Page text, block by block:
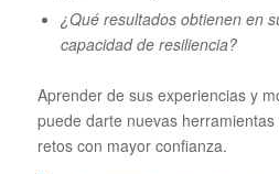
¿Qué resultados obtienen en
capacidad de resiliencia?
Aprender de sus experiencias y
puede darte nuevas
retos con mayor confianza.